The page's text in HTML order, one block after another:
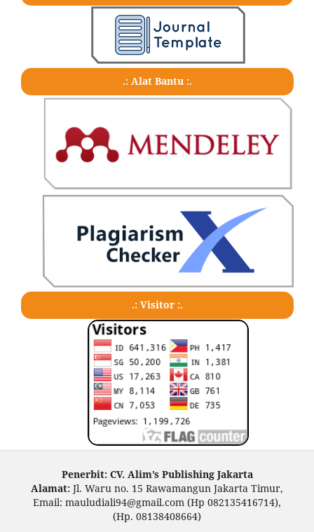
.: Alat Bantu :.
.: Visitor :.
Penerbit: CV. Alim’s Publishing Jakarta
Alamat: Jl. Waru no. 15 Rawamangun Jakarta Timur,
Email: mauludiali94@gmail.com (Hp 082135416714),
(Hp. 08138408664)